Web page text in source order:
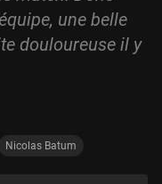
une belle
douloureuse il y
Nicolas Batum